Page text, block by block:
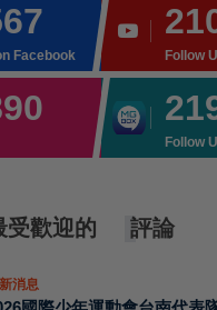
Facebook Follow
Follow
受歡迎的 評論
消息